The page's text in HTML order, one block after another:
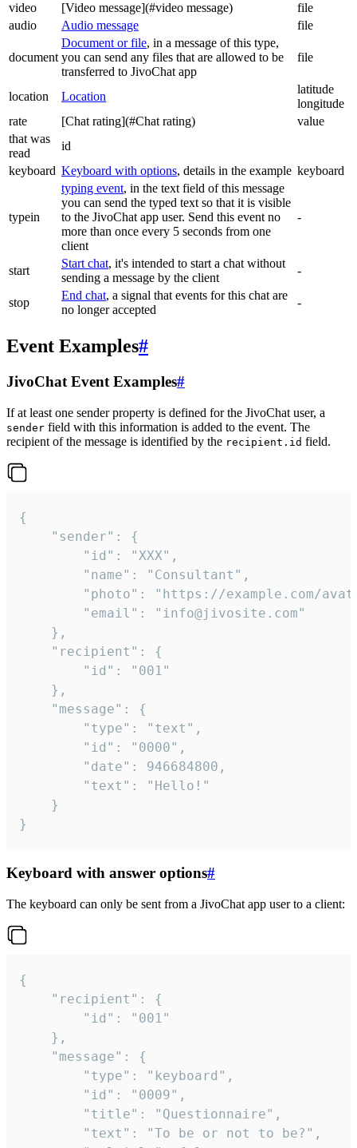
video
[Video message](#video message)
file
audio
Audio message file
document
Document or file, in a message of this type,
you can send any files that are allowed to be
transferred to JivoChat app
file
location Location
latitude
longitude
rate
[Chat rating](#Chat rating)
value
that was
read
id
keyboard Keyboard with options, details in the example keyboard
typein
typing event, in the text field of this message
you can send the typed text so that it is visible
to the JivoChat app user. Send this event no
more than once every 5 seconds from one
client
-
start
Start chat, it's intended to start a chat without
sending a message by the client
-
stop
End chat, a signal that events for this chat are
no longer accepted
-
Event Examples#
JivoChat Event Examples#
If at least one sender property is defined for the JivoChat user, a
sender field with this information is added to the event. The
recipient of the message is identified by the recipient.id field.
{
}
Keyboard with answer options#
The keyboard can only be sent from a JivoChat app user to a client:
{